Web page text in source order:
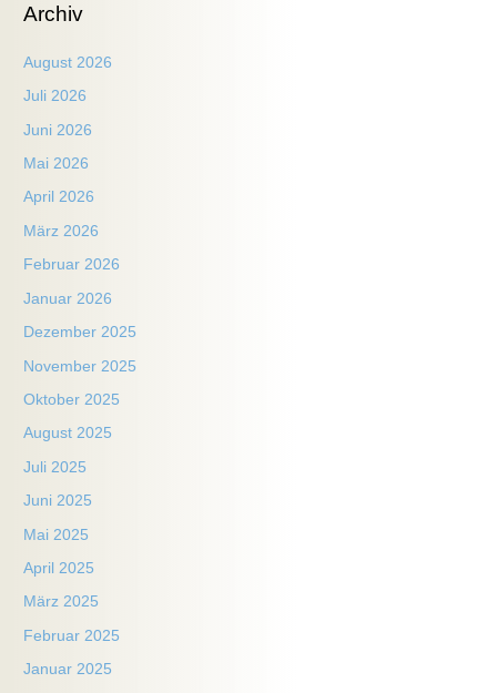
Archiv
August 2026
Juli 2026
Juni 2026
Mai 2026
April 2026
März 2026
Februar 2026
Januar 2026
Dezember 2025
November 2025
Oktober 2025
August 2025
Juli 2025
Juni 2025
Mai 2025
April 2025
März 2025
Februar 2025
Januar 2025